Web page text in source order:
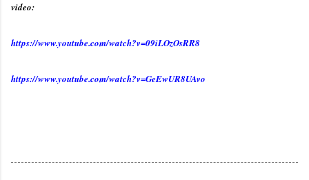
video:
https://www.youtube.com/watch?v=09iLOzOsRR8
https://www.youtube.com/watch?v=GeEwUR8UAvo